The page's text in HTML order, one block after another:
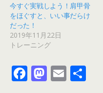
今すぐ実戦しよう！肩甲骨
をほぐすと、いい事だらけ
だった！
2019年11月22日
トレーニング
F M E